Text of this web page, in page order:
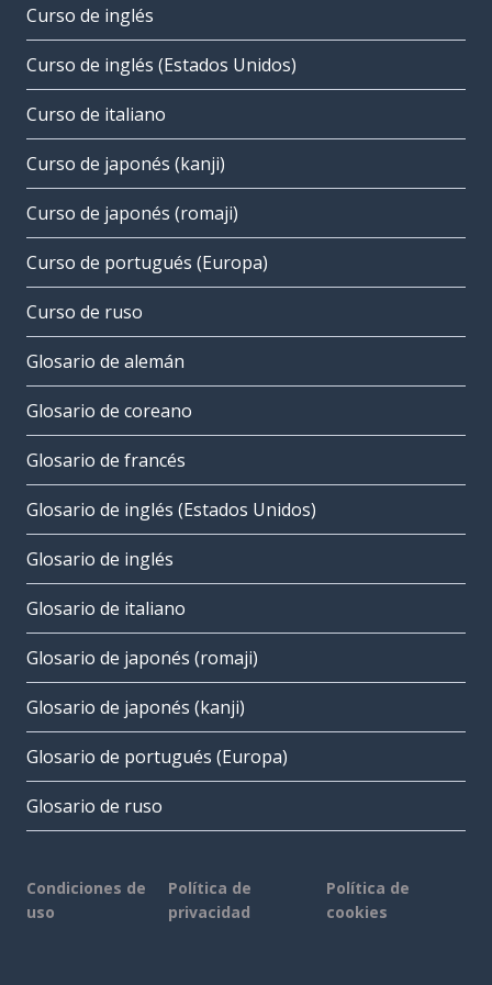
Curso de inglés
Curso de inglés (Estados Unidos)
Curso de italiano
Curso de japonés (kanji)
Curso de japonés (romaji)
Curso de portugués (Europa)
Curso de ruso
Glosario de alemán
Glosario de coreano
Glosario de francés
Glosario de inglés (Estados Unidos)
Glosario de inglés
Glosario de italiano
Glosario de japonés (romaji)
Glosario de japonés (kanji)
Glosario de portugués (Europa)
Glosario de ruso
Condiciones de
uso
Política de
privacidad
Política de
cookies